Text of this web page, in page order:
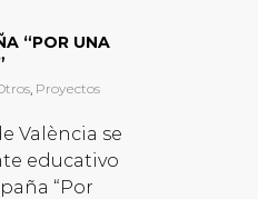
“POR UNA
, Proyectos
València se
educativo
“Por